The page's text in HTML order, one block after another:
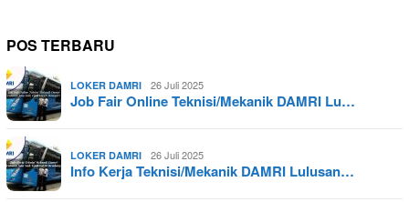
POS TERBARU
LOKER DAMRI 26 Juli 2025
Job Fair Online Teknisi/Mekanik DAMRI Lu…
LOKER DAMRI 26 Juli 2025
Info Kerja Teknisi/Mekanik DAMRI Lulusan…